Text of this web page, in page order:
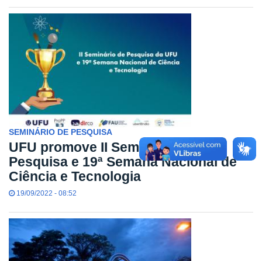
SEMINÁRIO DE PESQUISA
UFU promove II Seminário de
Pesquisa e 19ª Semana Nacional de
Ciência e Tecnologia
19/09/2022 - 08:52